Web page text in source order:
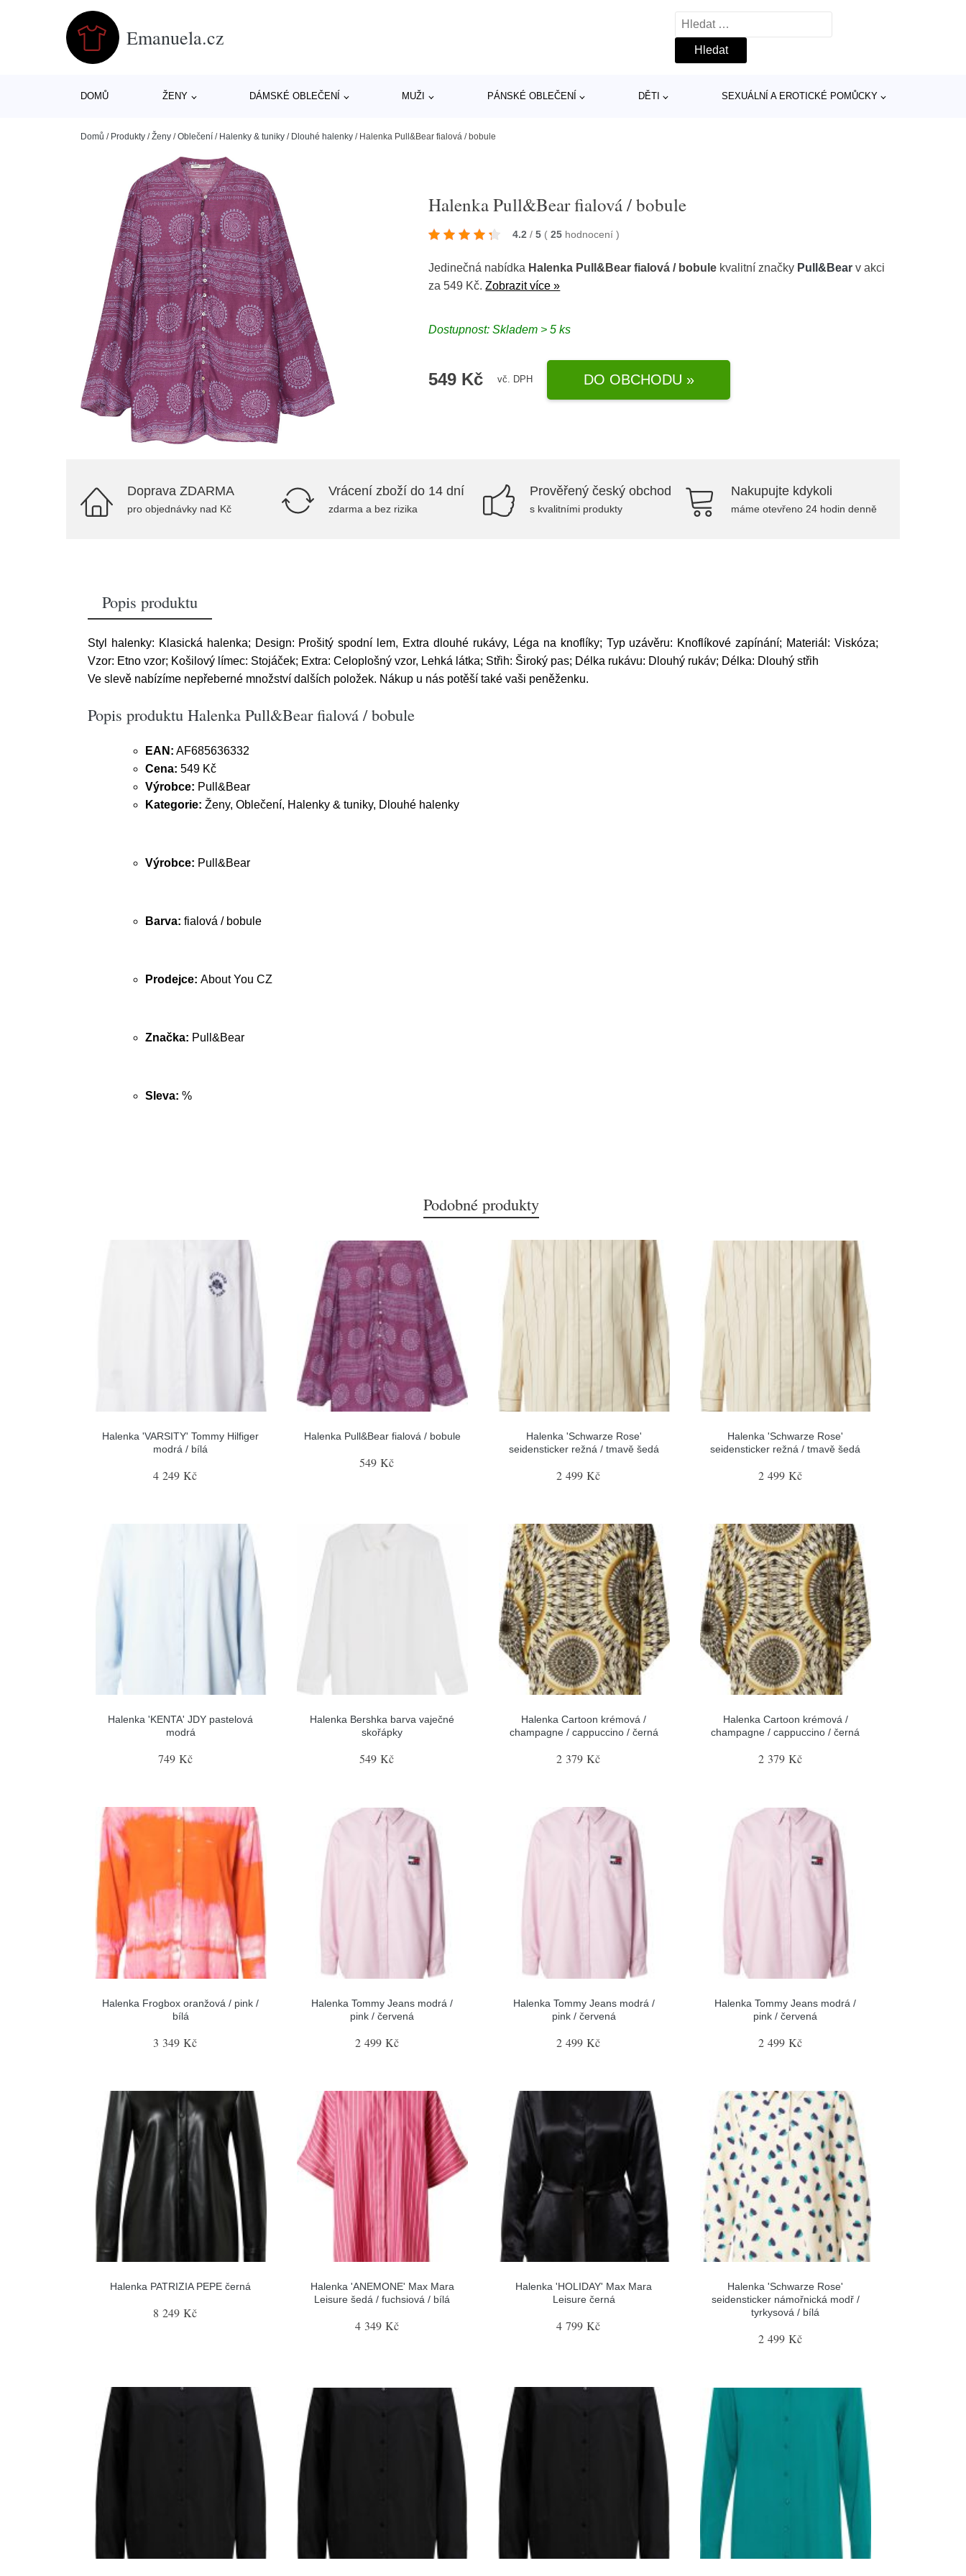
Emanuela.cz
Vyhledávání
DOMŮ ŽENY DÁMSKÉ OBLEČENÍ MUŽI PÁNSKÉ OBLEČENÍ DĚTI SEXUÁLNÍ A EROTICKÉ POMŮCKY
Domů / Produkty /Ženy /Oblečení / Halenky & tuniky / Dlouhé halenky / Halenka Pull&Bear fialová / bobule
Halenka Pull&Bear fialová / bobule
4.2 / 5 ( 25 hodnocení)
Jedinečná nabídka Halenka Pull&Bear fialová / bobule kvalitní značky Pull&Bear v akci
za 549 Kč.Zobrazit více »
Dostupnost: Skladem > 5 ks
549 Kč vč. DPH DO OBCHODU »
Doprava ZDARMA
pro objednávky nad Kč
Vrácení zboží do 14 dní
zdarma a bez rizika
Prověřený český obchod
s kvalitními produkty
Nakupujte kdykoli
máme otevřeno 24 hodin denně
Popis produktu
Styl halenky: Klasická halenka; Design: Prošitý spodní lem, Extra dlouhé rukávy, Léga na knoflíky; Typ uzávěru: Knoflíkové zapínání; Materiál: Viskóza;
Vzor: Etno vzor; Košilový límec: Stojáček; Extra: Celoplošný vzor, Lehká látka; Střih: Široký pas; Délka rukávu: Dlouhý rukáv; Délka: Dlouhý střih
Ve slevě nabízíme nepřeberné množství dalších položek. Nákup u nás potěší také vaši peněženku.
Popis produktu Halenka Pull&Bear fialová / bobule
EAN: AF685636332
Cena: 549 Kč
Výrobce: Pull&Bear
Kategorie: Ženy, Oblečení, Halenky & tuniky, Dlouhé halenky
Výrobce: Pull&Bear
Barva: fialová / bobule
Prodejce: About You CZ
Značka: Pull&Bear
Sleva: %
Podobné produkty
Halenka 'VARSITY' Tommy Hilfiger
modrá / bílá
4 249 Kč
Halenka Pull&Bear fialová / bobule
549 Kč
Halenka 'Schwarze Rose'
seidensticker režná / tmavě šedá
2 499 Kč
Halenka 'Schwarze Rose'
seidensticker režná / tmavě šedá
2 499 Kč
Halenka 'KENTA' JDY pastelová
modrá
749 Kč
Halenka Bershka barva vaječné
skořápky
549 Kč
Halenka Cartoon krémová /
champagne / cappuccino / černá
2 379 Kč
Halenka Cartoon krémová /
champagne / cappuccino / černá
2 379 Kč
Halenka Frogbox oranžová / pink /
bílá
3 349 Kč
Halenka Tommy Jeans modrá /
pink / červená
2 499 Kč
Halenka Tommy Jeans modrá /
pink / červená
2 499 Kč
Halenka Tommy Jeans modrá /
pink / červená
2 499 Kč
Halenka PATRIZIA PEPE černá
8 249 Kč
Halenka 'ANEMONE' Max Mara
Leisure šedá / fuchsiová / bílá
4 349 Kč
Halenka 'HOLIDAY' Max Mara
Leisure černá
4 799 Kč
Halenka 'Schwarze Rose'
seidensticker námořnická modř /
tyrkysová / bílá
2 499 Kč